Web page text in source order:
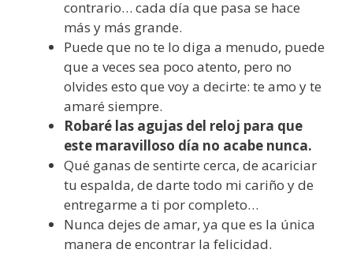
contrario… cada día que pasa se hace
más y más grande.
Puede que no te lo diga a menudo, puede
que a veces sea poco atento, pero no
olvides esto que voy a decirte: te amo y te
amaré siempre.
Robaré las agujas del reloj para que
este maravilloso día no acabe nunca.
Qué ganas de sentirte cerca, de acariciar
tu espalda, de darte todo mi cariño y de
entregarme a ti por completo…
Nunca dejes de amar, ya que es la única
manera de encontrar la felicidad.